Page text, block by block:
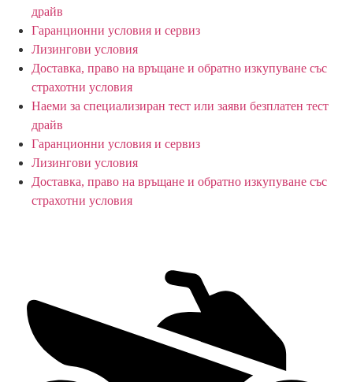
драйв
Гаранционни условия и сервиз
Лизингови условия
Доставка, право на връщане и обратно изкупуване със
страхотни условия
Наеми за специализиран тест или заяви безплатен тест
драйв
Гаранционни условия и сервиз
Лизингови условия
Доставка, право на връщане и обратно изкупуване със
страхотни условия